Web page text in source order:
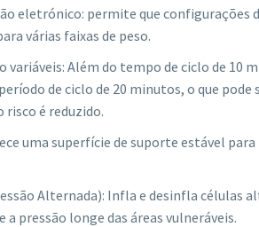
eletrónico: permite que configurações
várias faixas de peso.
variáveis: Além do tempo de ciclo de 10
de ciclo de 20 minutos, o que
é reduzido.
uma superfície de suporte estável
Alternada): Infla e desinfla células
pressão longe das áreas vulneráveis.